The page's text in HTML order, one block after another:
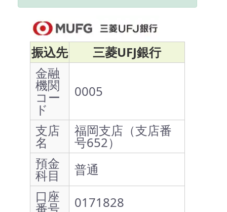
振込先
三菱UFJ銀行
金融
機関
コー
ド
0005
支店
名
福岡支店（支店番
号652）
預金
科目
普通
口座
番号 0171828